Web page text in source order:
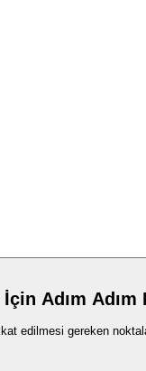
Adım Adım
edilmesi gereken